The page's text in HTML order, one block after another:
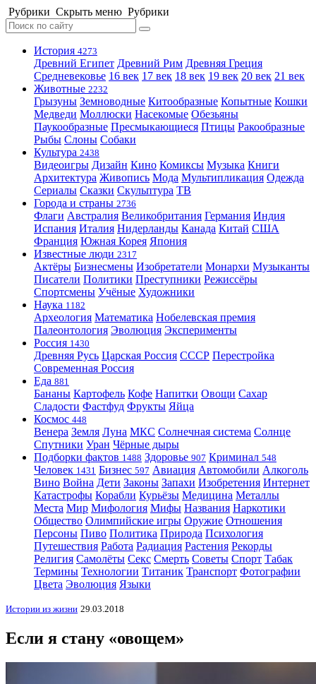
Рубрики Скрыть меню Рубрики
История 4273
Древний Египет Древний Рим Древняя Греция
Средневековье 16 век 17 век 18 век 19 век 20 век 21 век
Животные 2232
Грызуны Земноводные Китообразные Копытные Кошки
Медведи Моллюски Насекомые Обезьяны
Паукообразные Пресмыкающиеся Птицы Ракообразные
Рыбы Слоны Собаки
Культура 2438
Видеоигры Дизайн Кино Комиксы Музыка Книги
Архитектура Живопись Мода Мультипликация Одежда
Сериалы Сказки Скульптура ТВ
Города и страны 2736
Флаги Австралия Великобритания Германия Индия
Испания Италия Нидерланды Канада Китай США
Франция Южная Корея Япония
Известные люди 2317
Актёры Бизнесмены Изобретатели Монархи Музыканты
Писатели Политики Преступники Режиссёры
Спортсмены Учёные Художники
Наука 1182
Археология Математика Нобелевская премия
Палеонтология Эволюция Эксперименты
Россия 1430
Древняя Русь Царская Россия СССР Перестройка
Современная Россия
Еда 881
Бананы Картофель Кофе Напитки Овощи Сахар
Сладости Фастфуд Фрукты Яйца
Космос 448
Венера Земля Луна МКС Солнечная система Солнце
Спутники Уран Чёрные дыры
Подборки фактов 1488 Здоровье 907 Криминал 548
Человек 1431 Бизнес 597 Авиация Автомобили Алкоголь
Вино Война Дети Законы Запахи Изобретения Интернет
Катастрофы Корабли Курьёзы Медицина Металлы
Места Мир Мифология Мифы Названия Наркотики
Общество Олимпийские игры Оружие Отношения
Персоны Пиво Политика Природа Психология
Путешествия Работа Радиация Растения Рекорды
Религия Самолёты Секс Смерть Советы Спорт Табак
Термины Технологии Титаник Транспорт Фотографии
Цвета Эволюция Языки
Истории из жизни 29.03.2018
Если я стану «овощем»